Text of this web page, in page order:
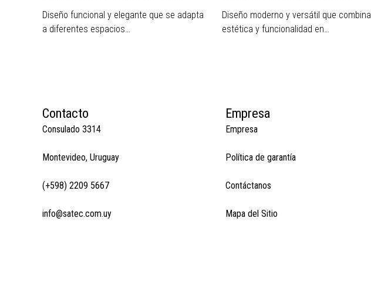
Diseño funcional y elegante que se adapta
a diferentes espacios…
Diseño moderno y versátil que combina
estética y funcionalidad en…
Contacto
Consulado 3314
Montevideo, Uruguay
(+598) 2209 5667
info@satec.com.uy
Empresa
Empresa
Política de garantía
Contáctanos
Mapa del Sitio